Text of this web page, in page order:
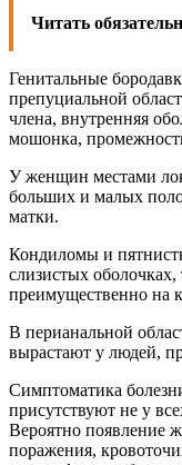
Читать
Генитальные
препуциальной
члена, внутренняя
мошонка,
У женщин местами
больших и малых
матки.
Кондиломы и
слизистых
преимущественно на
В перианальной
вырастают у людей,
Симптоматика
присутствуют не у
Вероятно появление
поражения,